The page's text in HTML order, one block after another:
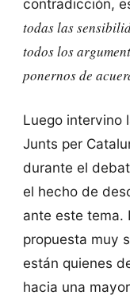
contradicción,
todas las
todos los
ponernos de
Luego intervino
Junts per
durante el
el hecho de
ante este tema.
propuesta muy
están quienes
hacia una